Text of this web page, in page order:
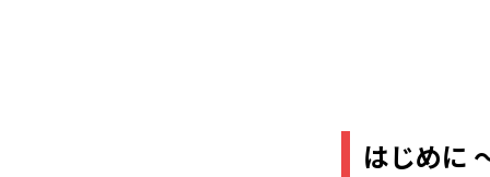
はじめに